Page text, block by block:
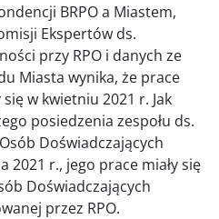
BRPO a Miastem,
Ekspertów ds.
przy RPO i danych ze
Miasta wynika, że prace
w kwietniu 2021 r. Jak
posiedzenia zespołu ds.
Doświadczających
2021 r., jego prace miały się
Doświadczających
przez RPO.